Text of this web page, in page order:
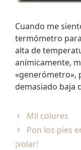
Cuando me
termómetro
alta de
anímicamente,
«generómetro»,
demasiado baja
Mil colores
Pon los pies
¡volar!